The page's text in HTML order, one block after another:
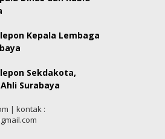
Kepala Lembaga
Sekdakota,
Surabaya
| kontak :